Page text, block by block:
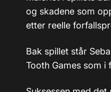
og skadene som
etter reelle
Bak spillet står
Tooth Games som